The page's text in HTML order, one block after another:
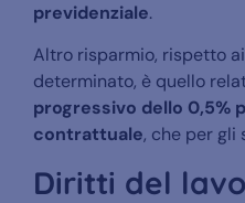
previdenziale.
Altro risparmio, rispetto
determinato, è quello
progressivo dello 0,5%
contrattuale, che per gli
Diritti del